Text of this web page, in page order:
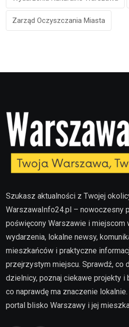
Zarząd Oczyszczania Miasta
Szukasz aktualności z Twojej
WarszawaInfo24.pl – nowoczesny
poświęcony Warszawie i miejscom
wydarzenia, lokalne newsy,
mieszkańców i praktyczne
przejrzystym miejscu. Sprawdź, co
dzielnicy, poznaj ciekawe projekty i
co naprawdę ma znaczenie
portal blisko Warszawy i jej